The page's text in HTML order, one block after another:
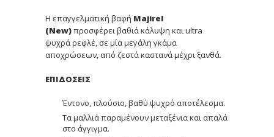
Η επαγγελματική βαφή Majirel
(New)προσφέρει βαθιά κάλυψη και ultra
ψυχρά ρεφλέ, σε μία μεγάλη γκάμα
αποχρώσεων, από ζεστά καστανά μέχρι ξανθά.
ΕΠΙΔΟΣΕΙΣ
Έντονο, πλούσιο, βαθύ ψυχρό αποτέλεσμα.
Τα μαλλιά παραμένουν μεταξένια και απαλά
στο άγγιγμα.